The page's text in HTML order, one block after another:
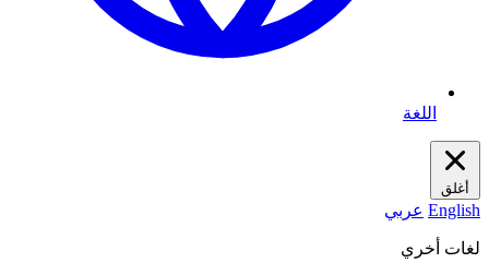
اللغة
أغلق
English عربي
لغات أخري